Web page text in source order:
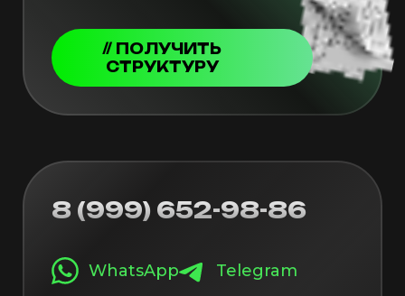
// ПОЛУЧИТЬ
СТРУКТУРУ
8 (999) 652-98-86
WhatsApp Telegram